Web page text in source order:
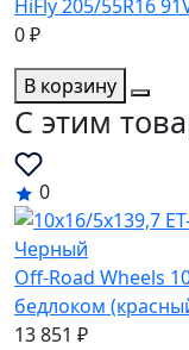
HiFly 205/55R16
0 ₽
В корзину
C этим
0
Off-Road Wheels
бедлоком
13 851 ₽